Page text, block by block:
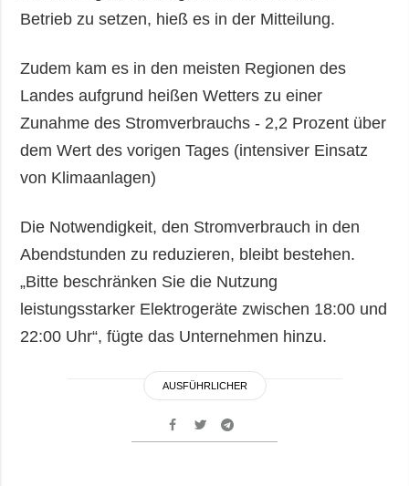
Betrieb zu setzen, hieß es in der Mitteilung.
Zudem kam es in den meisten Regionen des
Landes aufgrund heißen Wetters zu einer
Zunahme des Stromverbrauchs - 2,2 Prozent über
dem Wert des vorigen Tages (intensiver Einsatz
von Klimaanlagen)
Die Notwendigkeit, den Stromverbrauch in den
Abendstunden zu reduzieren, bleibt bestehen.
„Bitte beschränken Sie die Nutzung
leistungsstarker Elektrogeräte zwischen 18:00 und
22:00 Uhr“, fügte das Unternehmen hinzu.
AUSFÜHRLICHER